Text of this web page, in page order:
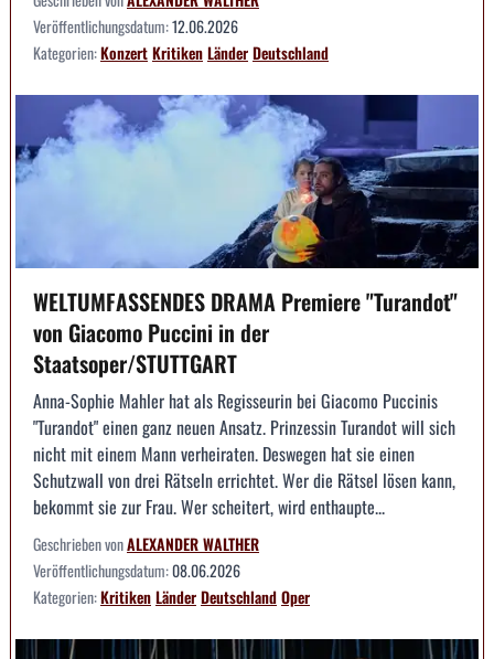
Veröffentlichungsdatum:12.06.2026
Kategorien:KonzertKritikenLänderDeutschland
WELTUMFASSENDES DRAMA Premiere "Turandot"
von Giacomo Puccini in der
Staatsoper/STUTTGART
Anna-Sophie Mahler hat als Regisseurin bei Giacomo Puccinis
"Turandot" einen ganz neuen Ansatz. Prinzessin Turandot will sich
nicht mit einem Mann verheiraten. Deswegen hat sie einen
Schutzwall von drei Rätseln errichtet. Wer die Rätsel lösen kann,
bekommt sie zur Frau. Wer scheitert, wird enthaupte...
Geschrieben vonALEXANDER WALTHER
Veröffentlichungsdatum:08.06.2026
Kategorien:KritikenLänderDeutschlandOper